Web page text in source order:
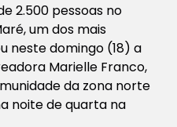
2.500 pessoas no
um dos mais
neste domingo (18) a
Marielle Franco,
da zona norte
noite de quarta na